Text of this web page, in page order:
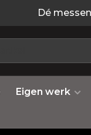
Dé
Eigen werk